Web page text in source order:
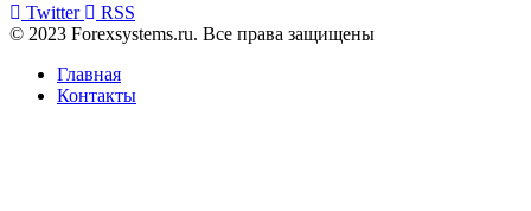
Twitter
RSS
© 2023 Forexsystems.ru. Все права защищены
Главная
Контакты